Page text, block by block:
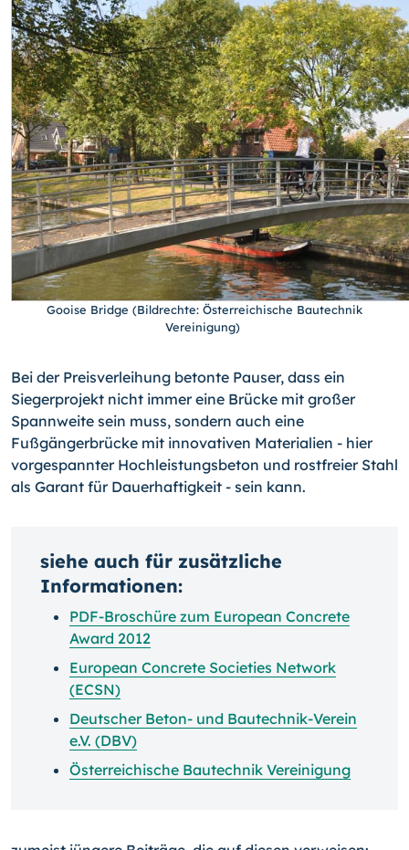
Gooise Bridge (Bildrechte: Österreichische Bautechnik
Vereinigung)
Bei der Preisverleihung betonte Pauser, dass ein
Siegerprojekt nicht immer eine Brücke mit großer
Spannweite sein muss, sondern auch eine
Fußgängerbrücke mit innovativen Materialien - hier
vorgespannter Hochleistungsbeton und rostfreier Stahl
als Garant für Dauerhaftigkeit - sein kann.
siehe auch für zusätzliche
Informationen:
PDF-Broschüre zum European Concrete
Award 2012
European Concrete Societies Network
(ECSN)
Deutscher Beton- und Bautechnik-Verein
e.V. (DBV)
Österreichische Bautechnik Vereinigung